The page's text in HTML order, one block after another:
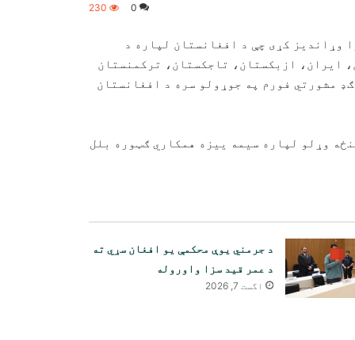
0
230
وړاندیز کړی چې د افغانستان لپاره د
ایران، ازبکستان، تاجکستان، ترکمنستان
مشورتي فورم په جوړولو سره د افغانستان
وړلو لپاره سیمه ییزه همکاري ګټوره بلل
د جرمني یوې محکمې یو افغان سړي ته
د عمر قید سزا واوروله
اگست 7, 2026
۳۲۵ افغان کډوال د پاکستان له